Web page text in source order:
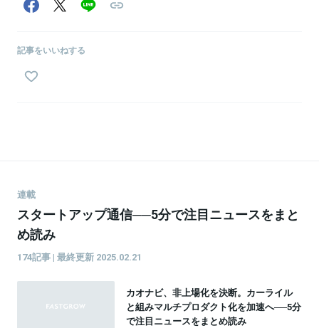
記事をいいねする
連載
スタートアップ通信──5分で注目ニュースをまと
め読み
174記事 | 最終更新 2025.02.21
カオナビ、非上場化を決断。カーライル
と組みマルチプロダクト化を加速へ──5分
で注目ニュースをまとめ読み